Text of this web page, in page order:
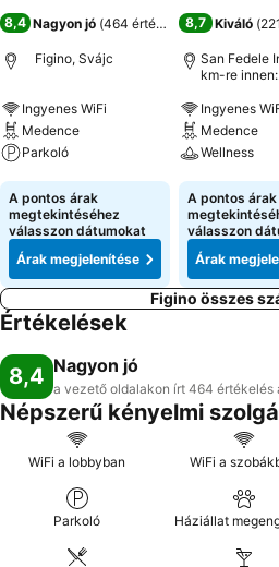
8,4 Nagyon jó (464 értékelés)
Figino, Svájc
Ingyenes WiFi
Medence
Parkoló
Árak megjelenítése
A pontos árak
megtekintéséhez
válasszon dátumokat
Árak megjelenítése
8,7 Kiváló (
San Fedele
km-re innen:
Ingyenes
Medence
Wellness
Árak
A pontos árak
válasszon
Árak
Figino összes
Értékelések
8,4 Nagyon jó
a vezető oldalakon írt 464 értékelés
Népszerű kényelmi
WiFi a lobbyban WiFi a
Parkoló Háziállat